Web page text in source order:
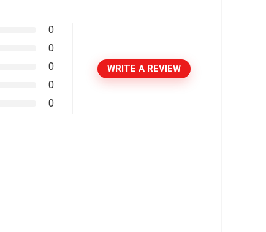
0
0
0
0
0
WRITE A REVIEW